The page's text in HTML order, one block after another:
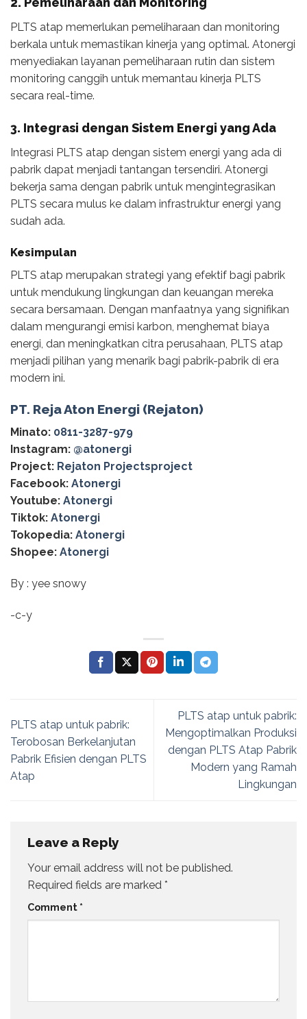
PLTS atap memerlukan pemeliharaan dan monitoring
berkala untuk memastikan kinerja yang optimal. Atonergi
menyediakan layanan pemeliharaan rutin dan sistem
monitoring canggih untuk memantau kinerja PLTS
secara real-time.
3. Integrasi dengan Sistem Energi yang Ada
Integrasi PLTS atap dengan sistem energi yang ada di
pabrik dapat menjadi tantangan tersendiri. Atonergi
bekerja sama dengan pabrik untuk mengintegrasikan
PLTS secara mulus ke dalam infrastruktur energi yang
sudah ada.
Kesimpulan
PLTS atap merupakan strategi yang efektif bagi pabrik
untuk mendukung lingkungan dan keuangan mereka
secara bersamaan. Dengan manfaatnya yang signifikan
dalam mengurangi emisi karbon, menghemat biaya
energi, dan meningkatkan citra perusahaan, PLTS atap
menjadi pilihan yang menarik bagi pabrik-pabrik di era
modern ini.
PT. Reja Aton Energi (Rejaton)
Minato: 0811-3287-979
Instagram: @‌atonergi
Project: Rejaton Projectsproject
Facebook: Atonergi
Youtube: Atonergi
Tiktok: Atonergi
Tokopedia: Atonergi
Shopee: Atonergi
By : yee snowy
-c-y
PLTS atap untuk pabrik:
Terobosan Berkelanjutan
Pabrik Efisien dengan PLTS
Atap
PLTS atap untuk pabrik:
Mengoptimalkan Produksi
dengan PLTS Atap Pabrik
Modern yang Ramah
Lingkungan
Leave a Reply
Your email address will not be published.
Required fields are marked *
Comment *